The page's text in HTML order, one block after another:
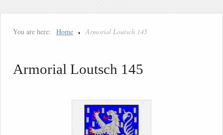
You are here: Home Armorial Loutsch 145
Armorial Loutsch 145